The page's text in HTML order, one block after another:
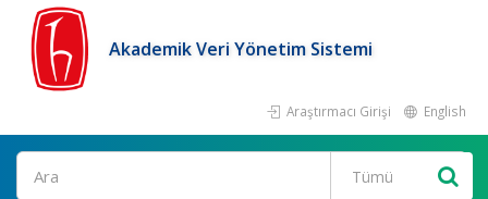
Akademik Veri Yönetim Sistemi
Araştırmacı Girişi English
Ara